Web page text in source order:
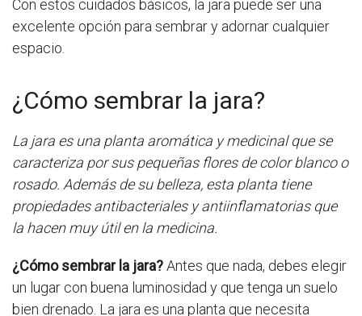
Con estos cuidados básicos, la jara puede ser una
excelente opción para sembrar y adornar cualquier
espacio.
¿Cómo sembrar la jara?
La jara es una planta aromática y medicinal que se
caracteriza por sus pequeñas flores de color blanco o
rosado. Además de su belleza, esta planta tiene
propiedades antibacteriales y antiinflamatorias que
la hacen muy útil en la medicina.
¿Cómo sembrar la jara?Antes que nada, debes elegir
un lugar con buena luminosidad y que tenga un suelo
bien drenado. La jara es una planta que necesita